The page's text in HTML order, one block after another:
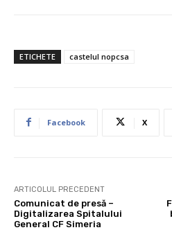
ETICHETE castelul nopcsa
Facebook X
ARTICOLUL PRECEDENT
Comunicat de presă –
Digitalizarea Spitalului
General CF Simeria